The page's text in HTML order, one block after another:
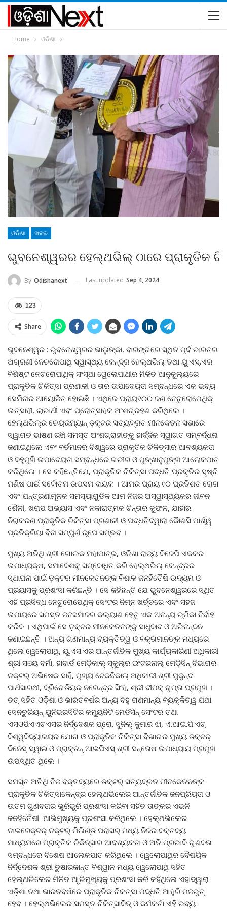
Home ଓଡିଶା
ଓଡିଶା ଖବର
ଭୁବନେଶ୍ୱରର ହେଲ୍ଥଭିଲ୍ ଠାରେ ପ୍ରାକୃତିକ
By Odishanext Last updated Sep 4, 2024
123
Share
ଭୁବନେଶ୍ୱର : ଭୁବନେଶ୍ୱରର ଭାଲୁଙ୍କା, ବାରଙ୍ଗରେ ସ୍ଥିତ ପୂର୍ବ ଭାରତର
ଅଗ୍ରଣୀ ନେଚରୋପାଥି ସ୍ୱାସ୍ଥ୍ୟ କେନ୍ଦ୍ର ହେଲ୍ଥଭିଲ୍ ତଥା ୟୁ.ଏସ୍‌.ଏର
ବିଶିଷ୍ଟ ନେଚରୋପାଥିକ୍ ସଂସ୍ଥା ୱେଲୋପାଥୀର ମିଳିତ ଆନୁକୁଲ୍ୟରେ
ପ୍ରାକୃତିକ ଚିକିତ୍ସା ପ୍ରଣାଳୀ ଓ ତାର ଉପାଦେୟତା ସମ୍ବନ୍ଧରେ ଏକ ଭବ୍ୟ
ସେମିନାର ଆୟୋଜିତ ହୋଇଛି । ଏଥିରେ ପ୍ରାୟ୧୦୦ ଜଣ ନେଚୁରୋପେଥିକ୍
ଉତ୍ସାହୀ, ଲାଭାର୍ଥୀ ଏବଂ ପ୍ରୋତ୍ସାହକ ଅଂଶଗ୍ରହଣ କରିଥିଲେ ।
ହେଲ୍ଥଭିଲ୍‌ର ଚେୟରମ୍ୟାନ୍ ଡ଼କ୍ଟର ସତ୍ୟବ୍ରତ ମୀନକେତନ ସଭାରେ
ସ୍ୱାଗତ ଭାଷଣ ରଖି ସମସ୍ତ ଅଂଶଗ୍ରାହୀଙ୍କୁ ହାର୍ଦ୍ଦିକ ସ୍ୱାଗତ ସମ୍ବର୍ଦ୍ଧନା
ଜଣାଇଥିଲେ ଏବଂ ବର୍ତମାନର ବିଶ୍ୱରେ ପ୍ରାକୃତିକ ଚିକିତ୍ସାର ଆବଶ୍ୟକତା
ଓ ବହୁମୁଖି ଉପାଦେୟତା ସମ୍ବନ୍ଧରେ ଗଭୀର ଓ ପୁଙ୍ଖାନୁପୁଙ୍ଖ ଆଲୋକପାତ
କରିଥିଲେ । ସେ କହିଛନ୍ତିଯେ, ପ୍ରାକୃତିକ ଚିକିତ୍ସା ପଦ୍ଧତି ପ୍ରକୃତିର ସୃଷ୍ଚି
ମଣିଷ ପାଇଁ ସର୍ବୋତମ ଉପସମ ଦାୟକ । ଆମର ପ୍ରାୟ ୯୦ ପ୍ରତିଶତ ରୋଗ
ଏବଂ ଯନ୍ତ୍ରଣାମୂଳକ ସମସ୍ୟାଗୁଡିକ ଆମ ନିଜର ଅସ୍ୱାସ୍ଥ୍ୟକର ଜୀବନ
ଶୈଳୀ, ଖରାପ ଅଭ୍ୟାସ ଏବଂ ନକାରାତ୍ମକ ଚିନ୍ତାର କୁଫଳ, ଯାହାର
ନିରାକରଣ ପ୍ରାକୃତିକ ଚିକିତ୍ସା ପ୍ରଣାଳୀ ଓ ପଦ୍ଧତିଦ୍ୱାରା କୈାଣସି ପାର୍ଶ୍ୱ
ପ୍ରତିକ୍ରିୟା ବିନା ସମ୍ପୁର୍ଣ ରୂପେ ସମ୍ଭବ ।
ମୁଖ୍ୟ ଅତିଥି ଶ୍ରୀ ଗୋଲକ ମହାପାତ୍ର, ଓଡିଶା ରାଜ୍ୟ ବିଜେପି ଏକକର
ଉପାଧ୍ୟକ୍ଷ, ସମାବେଶକୁ ସମ୍ବୋଧିତ କରି ହେଲ୍ଥଭିଲ୍ କେନ୍ଦ୍ରର
ସ୍ଥାପନା ପାଇଁ ଡ଼କ୍ଟର ମୀନକେତନଙ୍କ ବିଶାଳ ଜନହିତୈଷି ଉଦ୍ୟମ ଓ
ପ୍ରୟାସକୁ ପ୍ରଶଂସା କରିଛନ୍ତି । ସେ କହିଛନ୍ତି ଯେ ଭୁବନେଶ୍ୱରରେ ସ୍ଥିତ
ଏହି ପ୍ରସିଦ୍ଧ ନେଚୁରୋପେଥିକ୍ ସେଂଟର ନିମ୍ନ ଖର୍ଚ୍ଚରେ ଏବଂ ସହଜ
ଉପାୟରେ ସମସ୍ତ ଜନସମାଜର କଲ୍ୟାଣ ହେତୁ ଏକ ଅନନ୍ୟ ଭୂମିକା ନିର୍ବାହ
କରିବ । ଏଥିପାଇଁ ସେ ଡ଼କ୍ଟର ମୀନକେତନଙ୍କୁ ସାଧୁବାଦ ଓ ଅଭିନନ୍ଦନ
ଜଣାଇଛନ୍ତି । ଅନ୍ୟ ଗଣମାନ୍ୟ ବ୍ୟକ୍ତିତ୍ୱ ଓ ବକ୍ତାମାନଙ୍କ ମଧ୍ୟରେ
ଥିଲେ ୱେଲୋପାଥି, ୟୁ.ଏସ.ଏର ଆନ୍ତର୍ଜାତିକ ମୁଖ୍ୟ କାର୍ଯ୍ୟକାରିଣୀ ଅଧିକାରୀ
ଶ୍ରୀ ସଞୟ ବର୍ମା, ହାବାର୍ଡ ମେଡ଼ିକାଲ୍ ସ୍କୁଲ୍‌ର ଇଂଟରନାଲ୍ ମେଡ଼ିସିନ୍ ବିଭାଗର
ଡକ୍ଟର୍ ଅଭିଷେକ ସାହି, ମୁଖ୍ୟ ଟେକନିକାଲ୍ ଅଧିକାରୀ ଶ୍ରୀ ମୁକୁନ୍ଦ
ପାର୍ଥସାରଥୀ, ବ୍ରିଗେଡିୟର୍ ନରେନ୍ଦ୍ର ସିଂହ, ଶ୍ରୀ ଦୀପକ୍ ଗୁପ୍ତା ପ୍ରମୁଖ ।
ତତ୍ ସହିତ ଓଡ଼ିଶା ଓ ଭାରତବର୍ଷର ଅନ୍ୟ ବହୁ ଗଣମାନ୍ୟ ବ୍ୟକ୍କିତ୍ୱ ଯଥା
ସେନଚୁରିୟନ୍ ୟୁନିଭରସିଟିର କମ୍ୟୁନିଟି ମେଡିସିନ୍ ସେଂଟର ତଥା
ଏସଓପିଏଏଚଏସର ନିର୍ଦ୍ଦେଶକ ପ୍ରୋ. ସୁନିଲ୍ କୁମାର ଝା, ଏ.ଆଇ.ପି.ଏଚ୍
ବିଶ୍ୱବିଦ୍ୟାଳୟର ଯୋଗ ଓ ପ୍ରାକୃତିକ ଚିକିତ୍ସା ବିଭାଗର ମୁଖ୍ୟ ଡକ୍ଟର୍
ଦିନେସ୍ ସ୍ୱାଇଁ ଓ ପ୍ରାକ୍ତନ୍ ଆଇପିଏସ୍ ଶ୍ରୀ ସନ୍ତୋଷ ଉପାଧ୍ୟାୟ ପ୍ରମୁଖ
ଉପସ୍ଥିତ ଥିଲେ ।
ସମସ୍ତ ଅତିଥି ନିଜ ବକ୍ତବ୍ୟରେ ଡକ୍ଟର୍ ସତ୍ୟବ୍ରତ ମୀନକେତନଙ୍କ
ପ୍ରାକୃତିକ ଚିକିତ୍ସାକେନ୍ଦ୍ର ହେଲ୍ଥଭିଲେର ଆନ୍ତର୍ଜାତିକ ଜନପ୍ରିୟତା ଓ
ଉତମ ଗୁଣବତାର ଭୁରିଭୁରି ପ୍ରଶଂସା କରିବା ସହିତ ତାଙ୍କର ଏଭଳି
ଜନହିତୈଷୀ ଆଭିମୁଖ୍ୟକୁ ପ୍ରଶଂସା କରିଥିଲେ । ହେଲ୍ଥଭିଲେର
ଡାଇରେକ୍ଟର୍ ଡକ୍ଟର୍ ମିଲିଣ୍ଡ ପରାସର୍ ମଧ୍ୟ ନିଜର ବକ୍ତବ୍ୟ
ମାଧ୍ୟମରେ ପ୍ରାକୃତିକ ଚିକିତ୍ସାର ଆବଶ୍ୟକତା ଓ ଅତି ପ୍ରଭାବି ଗୁଣବତା
ସମ୍ବନ୍ଧରେ ବିଶେଷ ଆଲେକପାତ କରିଥିଲେ । ୱେଲୋପାଥିର ବୈଷୟିକ
ନିର୍ଦ୍ଦେଶକ ଶ୍ରୀ ତୁଷାରକାନ୍ତ ବିଶ୍ୱାଳ ମଧ୍ୟ ୱେଲୋପାଥି ସହିତ
ହେଲ୍ଥଭିଲେର ମିଳିତ ଆୃଭିମୁଖ୍ୟକୁ ପ୍ରଶଂସା କରି କହିଥିଲେ ଏହାଦ୍ୱାରା
ଏଡ଼ିଶା ତଥା ଭାରତବର୍ଷରେ ପ୍ରାକୃତିକ ଚିକତ୍ସା ପଦ୍ଧତି ଆହୁରି ମଜଭୁତ୍
ହେବ । ହେଲ୍ଥଭିଲେର ସମସ୍ତ ଚିକିତ୍ସାବିତ୍ ଓ କର୍ମକର୍ତା ଏହି ଭବ୍ୟ